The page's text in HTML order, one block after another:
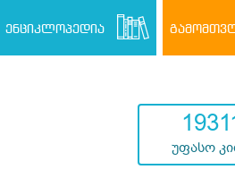
ენციკლოპედია
უფასო